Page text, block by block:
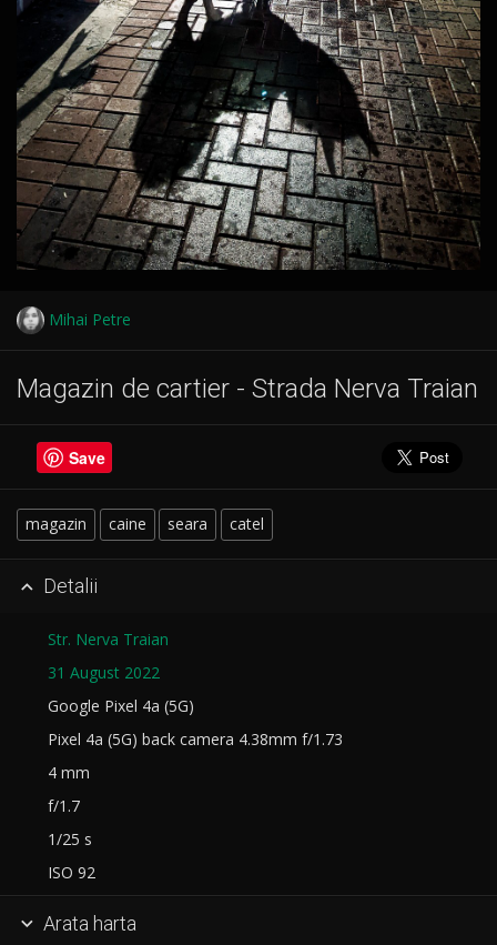
Mihai Petre
Magazin de cartier - Strada Nerva Traian
Save
magazin caine seara catel
 Detalii
Str. Nerva Traian
31 August 2022
Google Pixel 4a (5G)
Pixel 4a (5G) back camera 4.38mm f/1.73
4 mm
f/1.7
1/25 s
ISO 92
 Arata harta